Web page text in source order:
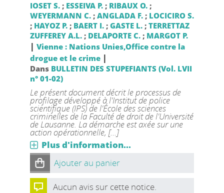
IOSET S.; ESSEIVA P.; RIBAUX O.;
WEYERMANN C.; ANGLADA F.; LOCICIRO S.
; HAYOZ P.; BAERT I.; GASTE L.; TERRETTAZ
ZUFFEREY A.L.; DELAPORTE C.; MARGOT P.
| Vienne : Nations Unies,Office contre la
drogue et le crime|
Dans BULLETIN DES STUPEFIANTS (Vol. LVII
n° 01-02)
Le présent document décrit le processus de
profilage développé à l'Institut de police
scientifique (IPS) de l'École des sciences
criminelles de la Faculté de droit de l'Université
de Lausanne. La démarche est axée sur une
action opérationnelle, [...]
Plus d'information...
Ajouter au panier
Aucun avis sur cette notice.